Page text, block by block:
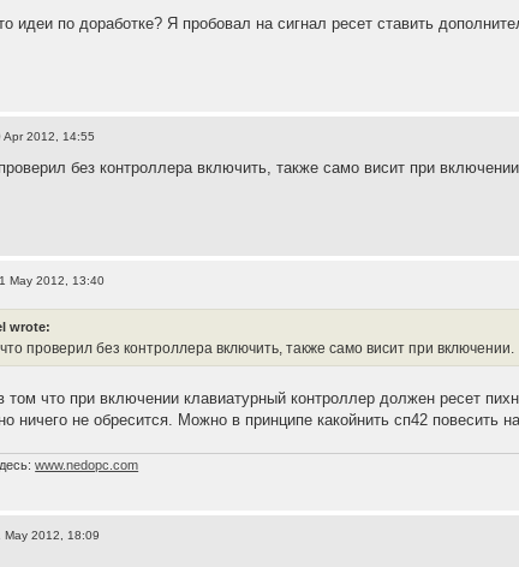
идеи по доработке? Я пробовал на сигнал ресет ставить
Apr 2012, 14:55
без контроллера включить, также само висит при
May 2012, 13:40
wrote:
проверил без контроллера включить, также само висит при включении.
что при включении клавиатурный контроллер должен ресет
ничего не обресится. Можно в принципе какойнить сп42 повесить
www.nedopc.com
May 2012, 18:09